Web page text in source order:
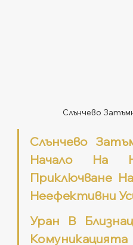
Слънчево
Слънчево
Начало На
Приключване
Неефективни
Уран В